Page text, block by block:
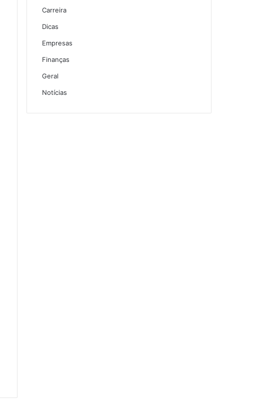
Carreira
Dicas
Empresas
Finanças
Geral
Notícias